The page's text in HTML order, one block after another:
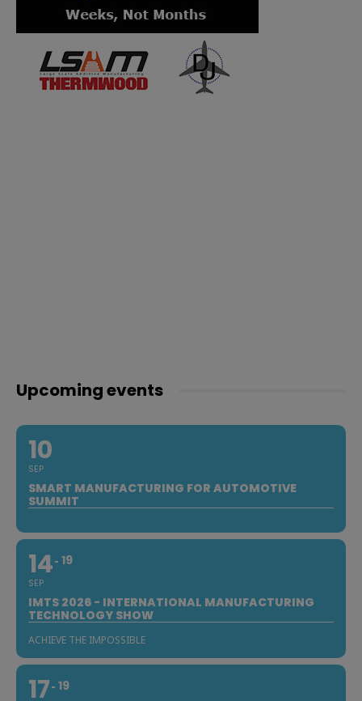
Upcoming events
10
SEP
SMART MANUFACTURING FOR AUTOMOTIVE
SUMMIT
14
SEP
19
IMTS 2026 - INTERNATIONAL MANUFACTURING
TECHNOLOGY SHOW
ACHIEVE THE IMPOSSIBLE
17 19